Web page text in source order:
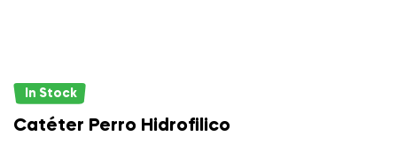
In Stock
Catéter Perro Hidrofilico